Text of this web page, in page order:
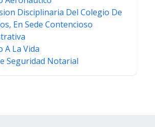
Disciplinaria Del Colegio De
En Sede Contencioso
A La Vida
Seguridad Notarial